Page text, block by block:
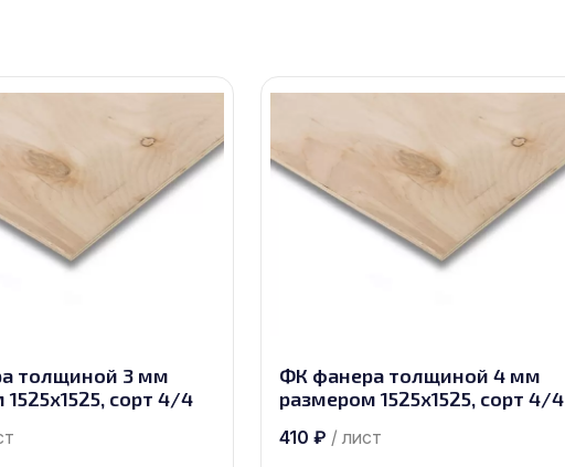
толщиной 3 мм
сорт 4/4
ФК фанера толщиной 4 мм
размером 1525х1525, сорт 4/4
410 ₽ / лист